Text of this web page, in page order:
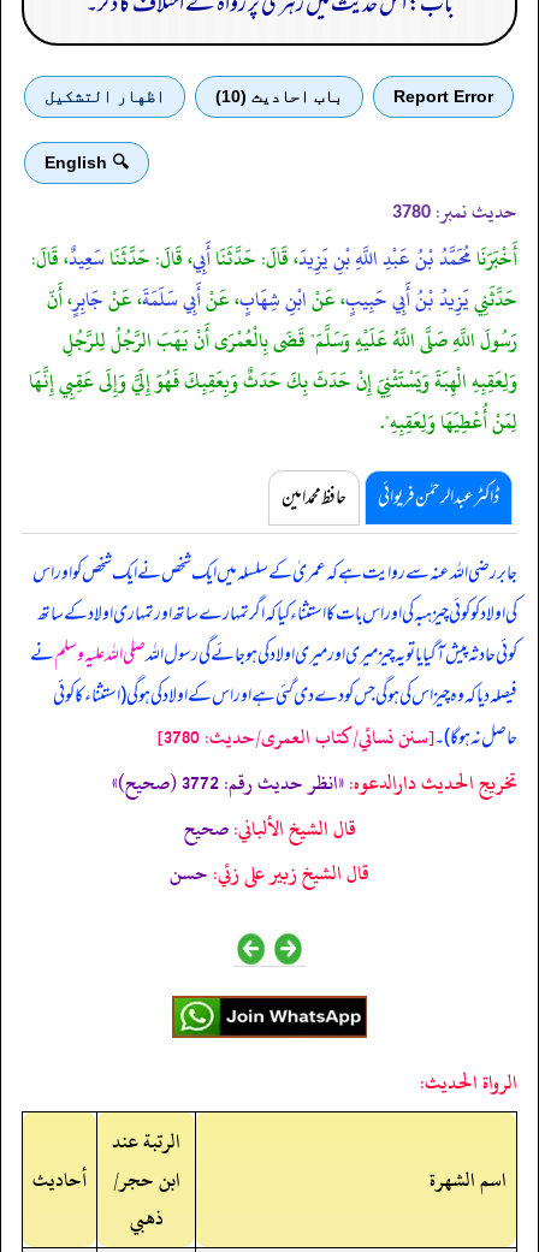
Report Error باب احادیث (10) اظهار التشكيل
🔍 English
حدیث نمبر: 3780
أَخْبَرَنَامُحَمَّدُ بْنُ عَبْدِ اللَّهِ بْنِ يَزِيدَ، قَالَ: حَدَّثَنَاأَبِي، قَالَ: حَدَّثَنَاسَعِيدٌ، قَالَ:
حَدَّثَنِييَزِيدُ بْنُ أَبِي حَبِيبٍ، عَنْابْنِ شِهَابٍ، عَنْأَبِي سَلَمَةَ، عَنْجَابِرٍ، أَنّ
رَسُولَ اللَّهِ صَلَّى اللَّهُ عَلَيْهِ وَسَلَّمَ" قَضَى بِالْعُمْرَى أَنْ يَهَبَ الرَّجُلُ لِلرَّجُلِ
وَلِعَقِبِهِ الْهِبَةَ وَيَسْتَثْنِيَ إِنْ حَدَثَ بِكَ حَدَثٌ وَبِعَقِبِكَ فَهُوَ إِلَيَّ وَإِلَى عَقِبِي إِنَّهَا
لِمَنْ أُعْطِيَهَا وَلِعَقِبِهِ".
ڈاکٹر عبدالرحمٰن فریوائی حافظ محمد امین
جابر رضی الله عنہ سے روایت ہے کہعمریٰ کے سلسلہ میں ایک شخص نے ایک شخص کو اور اس
کی اولاد کو کوئی چیز ہبہ کی اور اس بات کا استثناء کیا کہ اگر تمہارے ساتھ اور تمہاری اولاد کے ساتھ
کوئی حادثہ پیش آ گیا یا تو یہ چیز میری اور میری اولاد کی ہو جائے گی رسول اللہصلی اللہ علیہ وسلمنے
فیصلہ دیا کہ وہ چیز اس کی ہو گی جس کو دے دی گئی ہے اور اس کے اولاد کی ہو گی (استثناء کا کوئی
حاصل نہ ہو گا)۔[سنن نسائي/كتاب العمرى/حدیث: 3780]
تخریج الحدیث دارالدعوہ:«انظر حدیث رقم: 3772 (صحیح)»
قال الشيخ الألباني:صحيح
قال الشيخ زبير على زئي:حسن
الرواة الحديث:
اسم الشهرة
الرتبة عند
ابن حجر/
ذهبي
أحاديث